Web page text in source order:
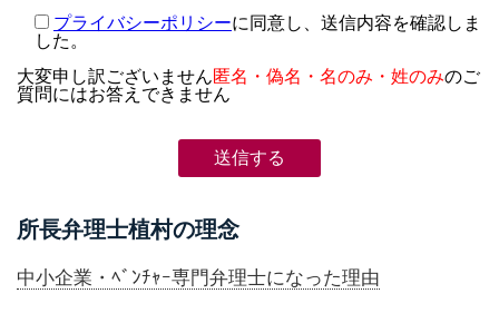
プライバシーポリシーに同意し、送信内容を確認しま
した。
大変申し訳ございません匿名・偽名・名のみ・姓のみのご
質問にはお答えできません
所長弁理士植村の理念
中小企業・ﾍﾞﾝﾁｬｰ専門弁理士になった理由